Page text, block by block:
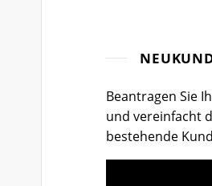
Beantragen Sie
und vereinfacht
bestehende